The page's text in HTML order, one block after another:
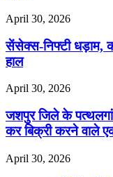
April 30, 2026
सेंसेक्स-निफ्टी धड़ाम,
हाल
April 30, 2026
जशपुर जिले के
कर बिक्री करने वाले
April 30, 2026